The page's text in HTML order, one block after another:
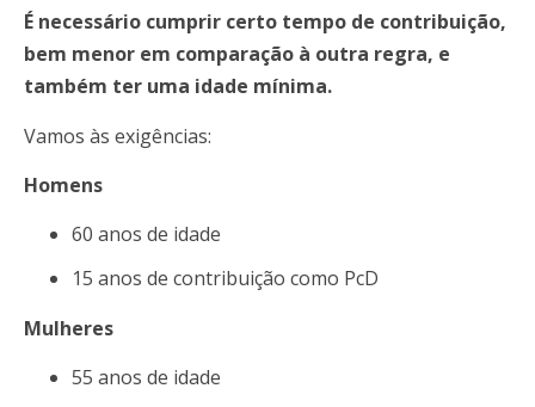
É necessário cumprir certo tempo de contribuição,
bem menor em comparação à outra regra, e
também ter uma idade mínima.
Vamos às exigências:
Homens
60 anos de idade
15 anos de contribuição como PcD
Mulheres
55 anos de idade